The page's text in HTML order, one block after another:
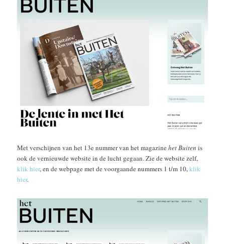
Met verschijnen van het 13e nummer van het magazinehet Buiten is
ook de vernieuwde website in de lucht gegaan. Zie de website zelf,
klik hier, en de webpage met de voorgaande nummers 1 t/m 10,klik
hier.